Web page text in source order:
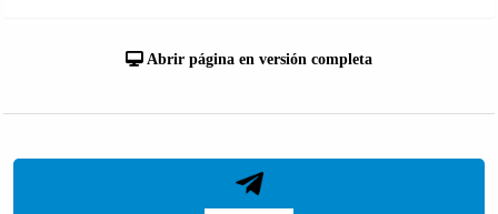
Abrir página en versión completa